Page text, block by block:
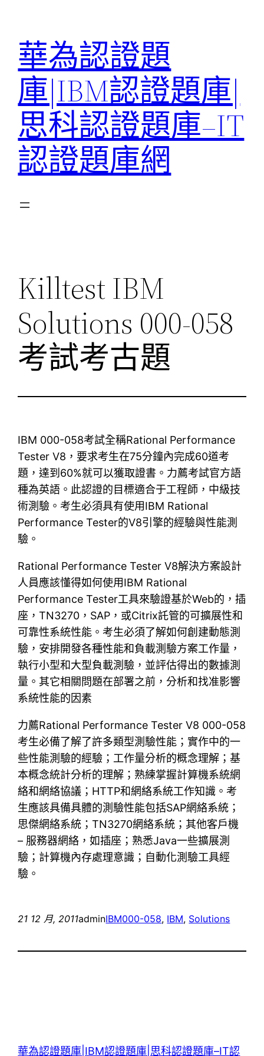
華為認證題
庫|IBM認證題庫|
思科認證題庫–IT
認證題庫網
Killtest IBM
Solutions 000-058
考試考古題
IBM 000-058考試全稱Rational Performance
Tester V8，要求考生在75分鐘內完成60道考
題，達到60%就可以獲取證書。力薦考試官方語
種為英語。此認證的目標適合于工程師，中級技
術測驗。考生必須具有使用IBM Rational
Performance Tester的V8引擎的經驗與性能測
驗。
Rational Performance Tester V8解決方案設計
人員應該懂得如何使用IBM Rational
Performance Tester工具來驗證基於Web的，插
座，TN3270，SAP，或Citrix託管的可擴展性和
可靠性系統性能。考生必須了解如何創建動態測
驗，安排開發各種性能和負載測驗方案工作量，
執行小型和大型負載測驗，並評估得出的數據測
量。其它相關問題在部署之前，分析和找准影響
系統性能的因素
力薦Rational Performance Tester V8 000-058
考生必備了解了許多類型測驗性能；實作中的一
些性能測驗的經驗；工作量分析的概念理解；基
本概念統計分析的理解；熟練掌握計算機系統網
絡和網絡協議；HTTP和網絡系統工作知識。考
生應該具備具體的測驗性能包括SAP網絡系統；
思傑網絡系統；TN3270網絡系統；其他客戶機
– 服務器網絡，如插座；熟悉Java一些擴展測
驗；計算機內存處理意識；自動化測驗工具經
驗。
21 12 月, 2011adminIBM000-058, IBM, Solutions
華為認證題庫|IBM認證題庫|思科認證題庫–IT認